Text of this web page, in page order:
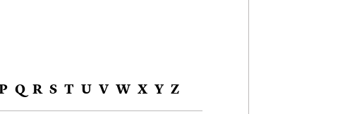
Q R S T U V W X Y Z